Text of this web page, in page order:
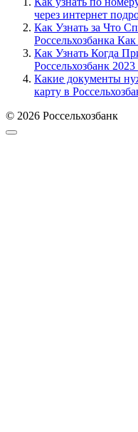
через интернет
Как Узнать за Что
Россельхозбанка
Как Узнать Когда
Россельхозбанк
Какие документы
карту в
© 2026 Россельхозбанк